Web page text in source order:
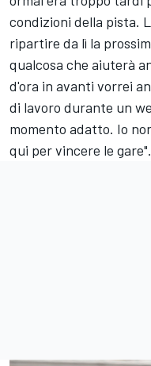
condizioni della pista.
ripartire da lì la
qualcosa che aiuterà
d'ora in avanti vorrei
di lavoro durante un
momento adatto. Io
qui per vincere le gare".